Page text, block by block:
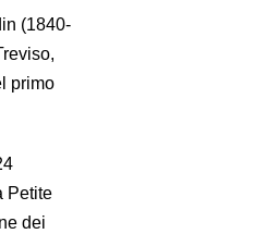
(1840-
primo
Petite
dei